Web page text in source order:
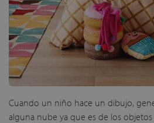
Cuando un niño hace un dibujo,
alguna nube ya que es de los